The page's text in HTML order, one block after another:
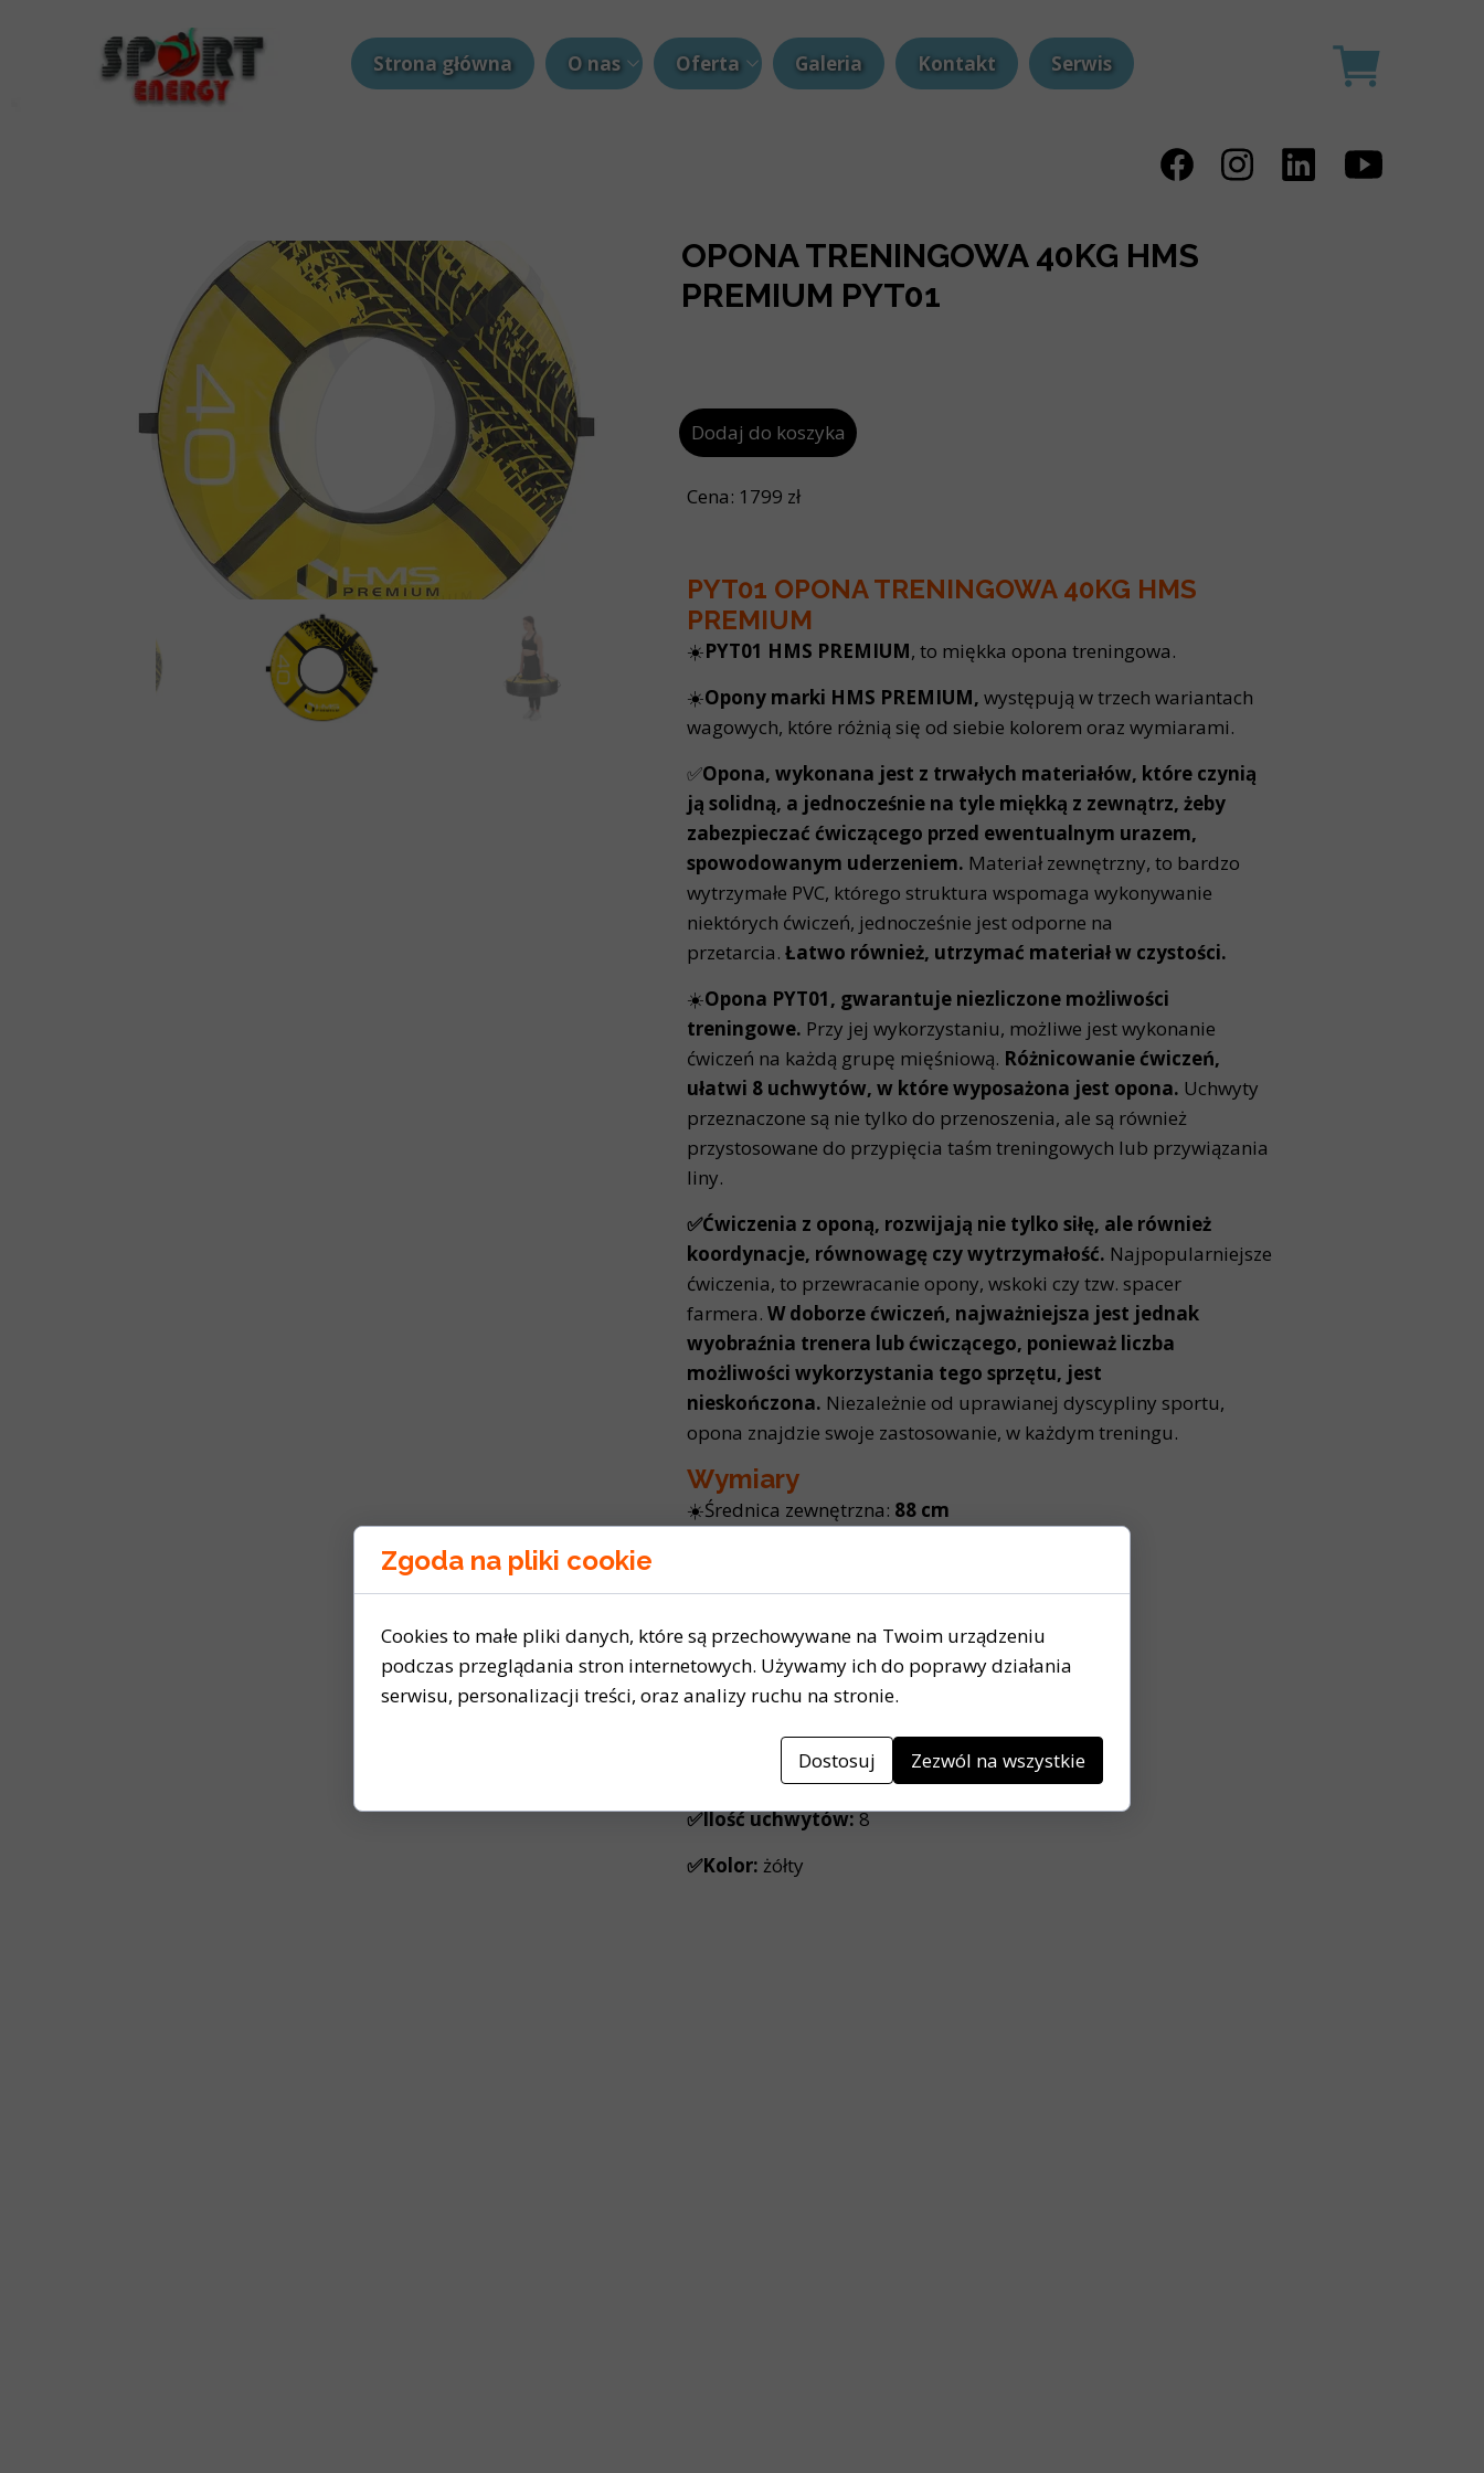
Strona główna O nas Oferta
Kaski
Galeria Kontakt Serwis
OPONA TRENINGOWA 40KG HMS
PREMIUM PYT01
Cena: 1799 zł
PYT01 OPONA TRENINGOWA 40KG HMS
PREMIUM
☀️PYT01 HMS PREMIUM, to miękka opona treningowa.
☀️Opony marki HMS PREMIUM, występują w trzech wariantach
wagowych, które różnią się od siebie kolorem oraz wymiarami.
✅Opona, wykonana jest z trwałych materiałów, które czynią
ją solidną, a jednocześnie na tyle miękką z zewnątrz, żeby
zabezpieczać ćwiczącego przed ewentualnym urazem,
spowodowanym uderzeniem. Materiał zewnętrzny, to bardzo
wytrzymałe PVC, którego struktura wspomaga wykonywanie
niektórych ćwiczeń, jednocześnie jest odporne na
przetarcia. Łatwo również, utrzymać materiał w czystości.
☀️Opona PYT01, gwarantuje niezliczone możliwości
treningowe. Przy jej wykorzystaniu, możliwe jest wykonanie
ćwiczeń na każdą grupę mięśniową. Różnicowanie ćwiczeń,
ułatwi 8 uchwytów, w które wyposażona jest opona. Uchwyty
przeznaczone są nie tylko do przenoszenia, ale są również
przystosowane do przypięcia taśm treningowych lub przywiązania
liny.
✅Ćwiczenia z oponą, rozwijają nie tylko siłę, ale również
koordynacje, równowagę czy wytrzymałość. Najpopularniejsze
ćwiczenia, to przewracanie opony, wskoki czy tzw. spacer
farmera. W doborze ćwiczeń, najważniejsza jest jednak
wyobraźnia trenera lub ćwiczącego, ponieważ liczba
możliwości wykorzystania tego sprzętu, jest
nieskończona. Niezależnie od uprawianej dyscypliny sportu,
opona znajdzie swoje zastosowanie, w każdym treningu.
Wymiary
☀️Średnica zewnętrzna: 88 cm
☀️Wysokość:23 cm
Dane techniczne:
✅Waga produktu:40 kg
✅Ilość uchwytów:8
✅Kolor: żółty
Dodaj do koszyka
Zgoda na pliki cookie
Cookies to małe pliki danych, które są przechowywane na Twoim urządzeniu
podczas przeglądania stron internetowych. Używamy ich do poprawy działania
serwisu, personalizacji treści, oraz analizy ruchu na stronie.
Dostosuj Zezwól na wszystkie